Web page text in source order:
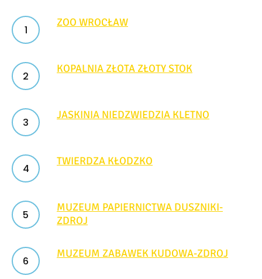
ZOO WROCŁAW
KOPALNIA ZŁOTA ZŁOTY STOK
JASKINIA NIEDZWIEDZIA KLETNO
TWIERDZA KŁODZKO
MUZEUM PAPIERNICTWA DUSZNIKI-
ZDROJ
MUZEUM ZABAWEK KUDOWA-ZDROJ